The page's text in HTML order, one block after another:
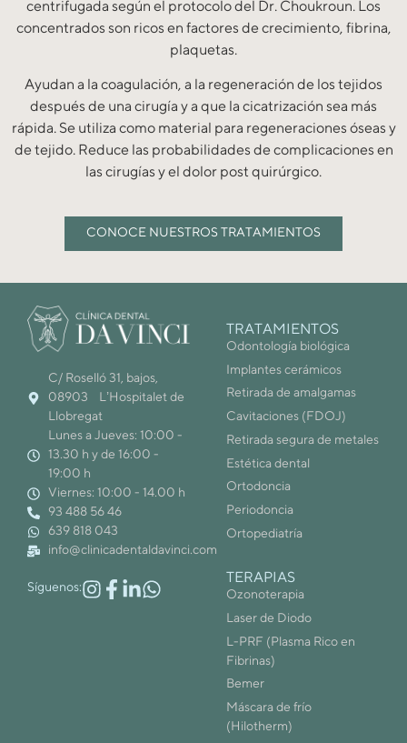
centrifugada según el protocolo del Dr. Choukroun. Los
concentrados son ricos en factores de crecimiento, fibrina,
plaquetas.
Ayudan a la coagulación, a la regeneración de los tejidos
después de una cirugía y a que la cicatrización sea más
rápida. Se utiliza como material para regeneraciones óseas y
de tejido. Reduce las probabilidades de complicaciones en
las cirugías y el dolor post quirúrgico.
CONOCE NUESTROS TRATAMIENTOS
C/ Roselló 31, bajos,
08903 L’Hospitalet de
Llobregat
Lunes a Jueves: 10:00 -
13.30 h y de 16:00 -
19:00 h
Viernes: 10:00 - 14.00 h
93 488 56 46
639 818 043
info@clinicadentaldavinci.com
Síguenos:
TRATAMIENTOS
Odontología biológica
Implantes cerámicos
Retirada de amalgamas
Cavitaciones (FDOJ)
Retirada segura de metales
Estética dental
Ortodoncia
Periodoncia
Ortopediatría
TERAPIAS
Ozonoterapia
Laser de Diodo
L-PRF (Plasma Rico en
Fibrinas)
Bemer
Máscara de frío
(Hilotherm)